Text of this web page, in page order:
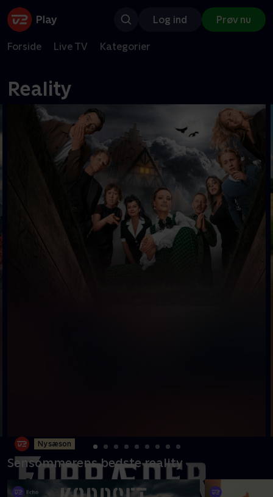
Log ind Prøv nu
Forside Live TV Kategorier
Reality
Ny sæson
Sensommerens bedste reality